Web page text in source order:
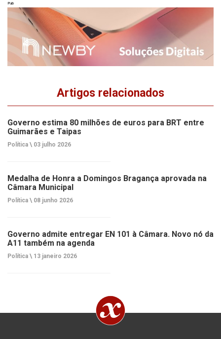
Pub
Artigos relacionados
Governo estima 80 milhões de euros para BRT entre
Guimarães e Taipas
Política \ 03 julho 2026
Medalha de Honra a Domingos Bragança aprovada na
Câmara Municipal
Política \ 08 junho 2026
Governo admite entregar EN 101 à Câmara. Novo nó da
A11 também na agenda
Política \ 13 janeiro 2026